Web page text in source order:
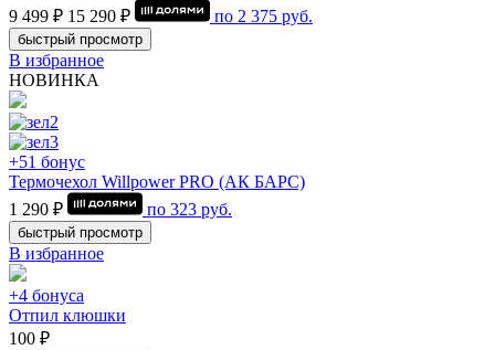
9 499 ₽ 15 290 ₽ по 2 375 руб.
быстрый просмотр
В избранное
НОВИНКА
+51 бонус
Термочехол Willpower PRO (АК БАРС)
1 290 ₽
по 323 руб.
быстрый просмотр
В избранное
+4 бонуса
Отпил клюшки
100 ₽